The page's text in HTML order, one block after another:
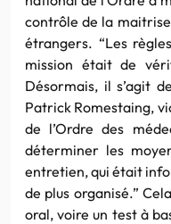
contrôle de la
étrangers. “Les
mission était de
Désormais, il s’agit
Patrick Romestaing,
de l’Ordre des
déterminer les
entretien, qui était
de plus organisé.”
oral, voire un test à